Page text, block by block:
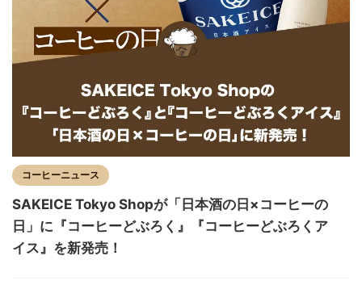
コーヒーニュース
SAKEICE Tokyo Shopが「日本酒の日×コーヒーの
日」に『コーヒーどぶろく』『コーヒーどぶろくア
イス』を新発売！